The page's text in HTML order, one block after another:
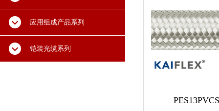
应用组成产品系列
铠装光缆系列